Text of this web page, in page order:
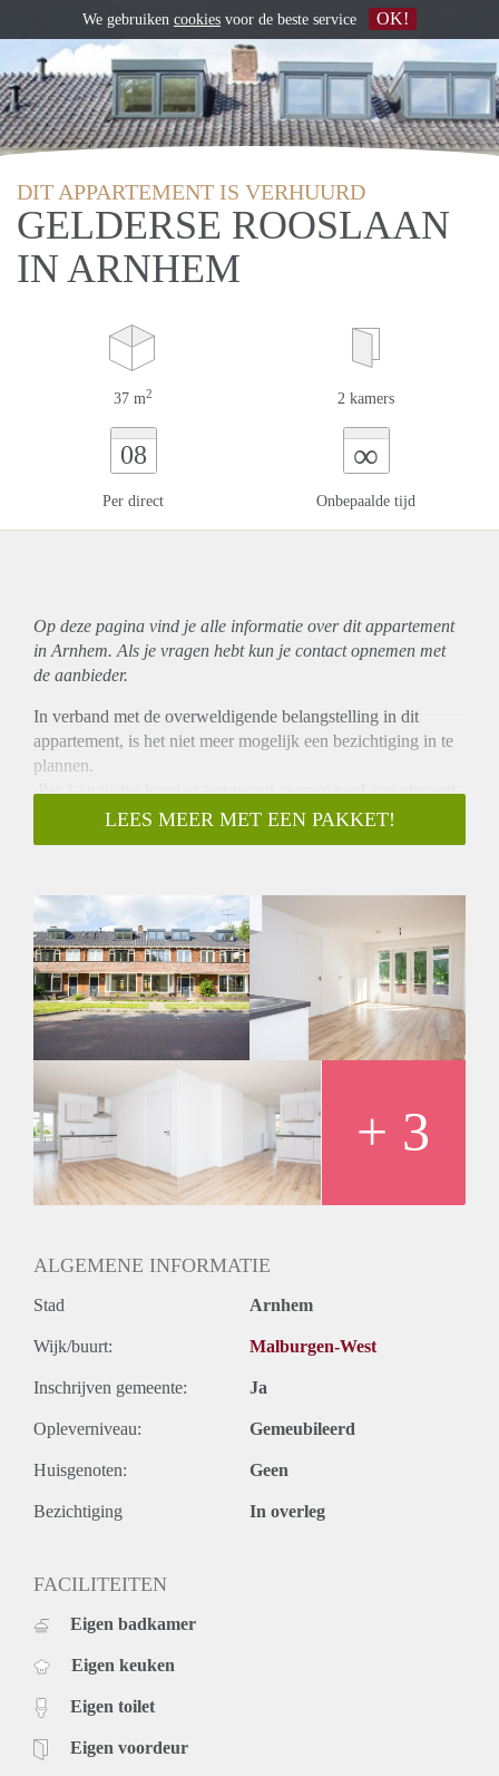
DIT APPARTEMENT IS VERHUURD
GELDERSE ROOSLAAN
IN ARNHEM
37 m2 2 kamers
08
Per direct
∞
Onbepaalde tijd
Op deze pagina vind je alle informatie over ditappartement
in Arnhem. Als je vragen hebt kun je contact opnemen met
de aanbieder.
In verband met de overweldigende belangstelling in dit
appartement, is het niet meer mogelijk een bezichtiging in te
plannen.
.Per 1 augustus komt er een recent gerenoveerd appartement
van ca. 37m2 gelegen op de tweede etage vrij. Het
appartement is op loopafstand van het centrum van Arnhem,
inbouwkoelkast, inductiekookplaat, afzuigkap en soft close
systeem. De gehele keuken geeft een luxe uitstraling. Tevens
beschikt het appartement over een eigen nette badkamer,
aparte ruime slaapkamer en is het gehele appartement
voorzien van een nette laminaat vloer.
Het complex heeft een aantal gemeenschappelijke
voorzieningen zoals wasmachines, drogers en fietsenberging.
Huurprijs € 675,00 exclusief € 165,00 servicekosten,
voorschot G/W/L/, stoffering, witgoed en tv/internet per
maand | Minimaal huurperiode 12 maanden| Geschikt voor
maximaal 1 persoon | Géén huisdieren toegestaan |
Huurtoeslag mogelijk
LEES MEER MET EEN PAKKET!
+ 3
ALGEMENE INFORMATIE
Stad Arnhem
Wijk/buurt: Malburgen-West
Inschrijven gemeente: Ja
Opleverniveau: Gemeubileerd
Huisgenoten: Geen
Bezichtiging In overleg
FACILITEITEN
Eigen badkamer
Eigen keuken
Eigen toilet
Eigen voordeur
We gebruiken cookies voor de beste service OK!